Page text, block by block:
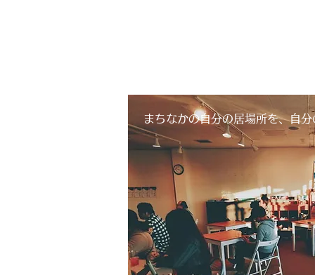
まちなかの自分の居場所を、自